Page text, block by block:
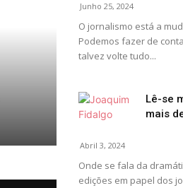
Junho 25, 2024
O jornalismo está a
Podemos fazer de
talvez volte tudo...
Lê-se
mais
Abril 3, 2024
Onde se fala da
edições em papel dos